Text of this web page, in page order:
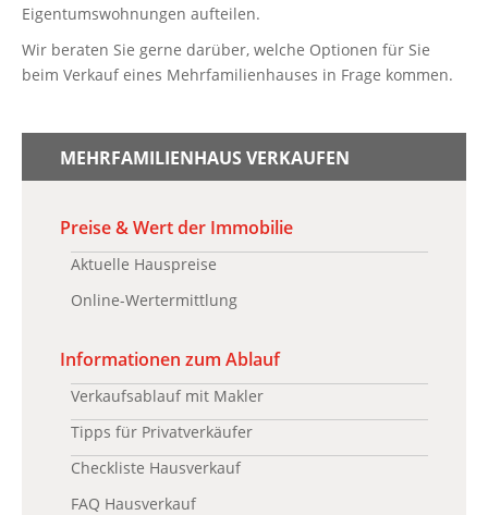
Eigentumswohnungen aufteilen.
Wir beraten Sie gerne darüber, welche Optionen für Sie
beim Verkauf eines Mehrfamilienhauses in Frage kommen.
MEHRFAMILIENHAUS VERKAUFEN
Preise & Wert der Immobilie
Aktuelle Hauspreise
Online-Wertermittlung
Informationen zum Ablauf
Verkaufsablauf mit Makler
Tipps für Privatverkäufer
Checkliste Hausverkauf
FAQ Hausverkauf